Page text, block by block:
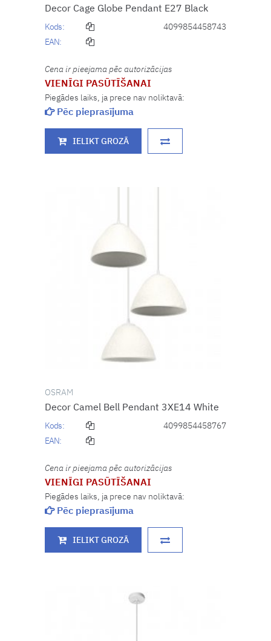
Decor Cage Globe Pendant E27 Black
Kods:
4099854458743
EAN:
Cena ir pieejama pēc autorizācijas
VIENĪGI PASŪTĪŠANAI
Piegādes laiks, ja prece nav noliktavā:
Pēc pieprasījuma
IELIKT GROZĀ
OSRAM
Decor Camel Bell Pendant 3XE14 White
Kods:
4099854458767
EAN:
Cena ir pieejama pēc autorizācijas
VIENĪGI PASŪTĪŠANAI
Piegādes laiks, ja prece nav noliktavā:
Pēc pieprasījuma
IELIKT GROZĀ